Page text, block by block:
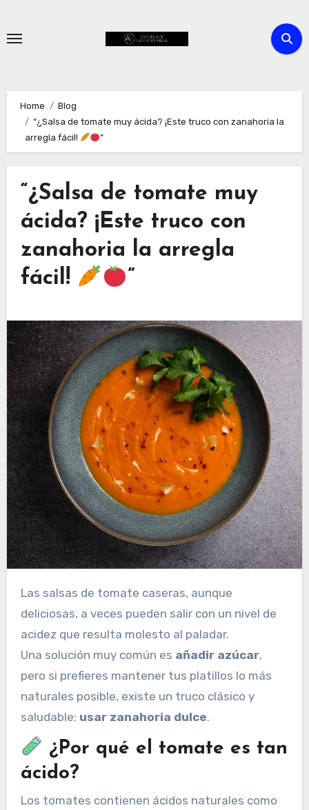
content
Home
Blog
“¿Salsa de tomate muy ácida? ¡Este truco con zanahoria la
arregla fácil!
”
“¿Salsa de tomate muy
ácida? ¡Este truco con
zanahoria la arregla
fácil!
”
Las salsas de tomate caseras, aunque
deliciosas, a veces pueden salir con un nivel de
acidez que resulta molesto al paladar.
Una solución muy común es añadir azúcar,
pero si prefieres mantener tus platillos lo más
naturales posible, existe un truco clásico y
saludable: usar zanahoria dulce.
¿Por qué el tomate es tan
ácido?
Los tomates contienen ácidos naturales como